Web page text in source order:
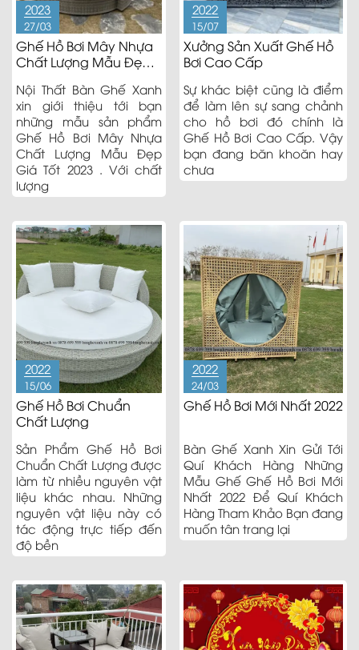
2023
27/03
Ghế Hồ Bơi Mây Nhựa
Chất Lượng Mẫu Đẹp
Nội Thất Bàn Ghế Xanh
xin giới thiệu tới bạn
những mẫu sản phẩm
Ghế Hồ Bơi Mây Nhựa
Chất Lượng Mẫu Đẹp
Giá Tốt 2023 . Với chất
lượng
2022
15/07
Xưởng Sản Xuất Ghế Hồ
Bơi Cao Cấp
Sự khác biệt cũng là điểm
để làm lên sự sang chảnh
cho hồ bơi đó chính là
Ghế Hồ Bơi Cao Cấp. Vậy
bạn đang băn khoăn hay
chưa
2022
15/06
Ghế Hồ Bơi Chuẩn
Chất Lượng
Sản Phẩm Ghế Hồ Bơi
Chuẩn Chất Lượng được
làm từ nhiều nguyên vật
liệu khác nhau. Những
nguyên vật liệu này có
tác động trực tiếp đến
độ bền
2022
24/03
Ghế Hồ Bơi Mới Nhất 2022
Bàn Ghế Xanh Xin Gửi Tới
Quí Khách Hàng Những
Mẫu Ghế Ghế Hồ Bơi Mới
Nhất 2022 Để Quí Khách
Hàng Tham Khảo Bạn đang
muốn tân trang lại